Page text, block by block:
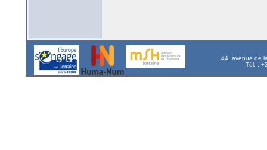
44, avenue de
Tél. :